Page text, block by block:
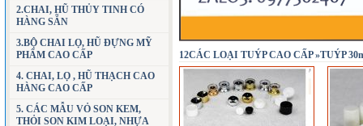
2.CHAI, HŨ THỦY TINH CÓ
HÀNG SẴN
3.BỘ CHAI LỌ, HŨ ĐỰNG MỸ
PHẨM CAO CẤP
4. CHAI, LỌ , HŨ THẠCH CAO
HÀNG CAO CẤP
5. CÁC MẪU VỎ SON KEM,
THỎI SON KIM LOẠI, NHỰA
12CÁC LOẠI TUÝP CAO CẤP »TUÝP